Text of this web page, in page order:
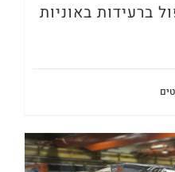
ברעידות באוניות